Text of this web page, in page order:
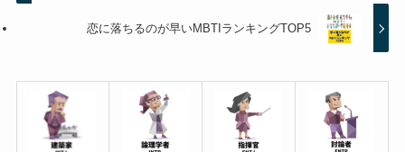
恋に落ちるのが早いMBTIランキングTOP5